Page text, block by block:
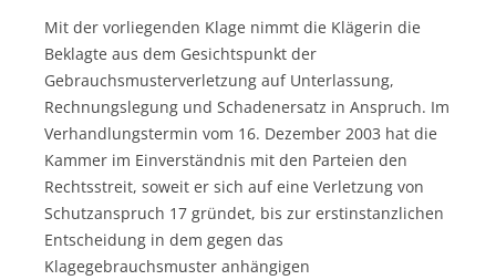
Mit der vorliegenden Klage nimmt die Klägerin die
Beklagte aus dem Gesichtspunkt der
Gebrauchsmusterverletzung auf Unterlassung,
Rechnungslegung und Schadenersatz in Anspruch. Im
Verhandlungstermin vom 16. Dezember 2003 hat die
Kammer im Einverständnis mit den Parteien den
Rechtsstreit, soweit er sich auf eine Verletzung von
Schutzanspruch 17 gründet, bis zur erstinstanzlichen
Entscheidung in dem gegen das
Klagegebrauchsmuster anhängigen